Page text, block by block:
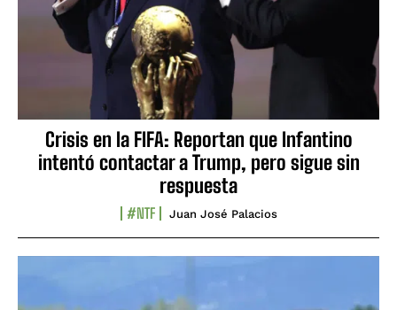
Crisis en la FIFA: Reportan que Infantino
intentó contactar a Trump, pero sigue sin
respuesta
#NTF Juan José Palacios